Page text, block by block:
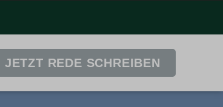
JETZT REDE SCHREIBEN